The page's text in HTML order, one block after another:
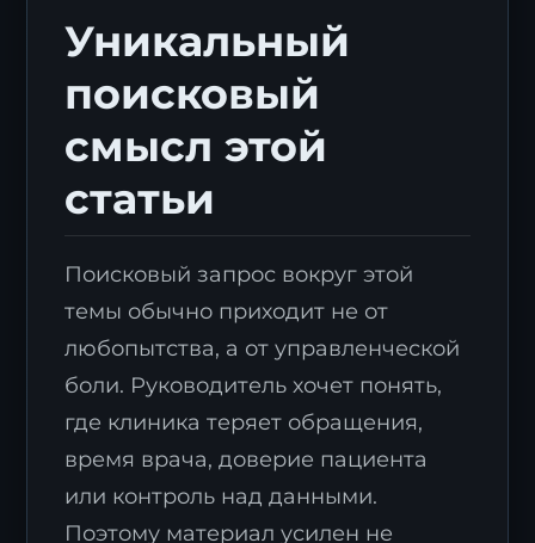
Уникальный
поисковый
смысл этой
статьи
Поисковый запрос вокруг этой
темы обычно приходит не от
любопытства, а от управленческой
боли. Руководитель хочет понять,
где клиника теряет обращения,
время врача, доверие пациента
или контроль над данными.
Поэтому материал усилен не